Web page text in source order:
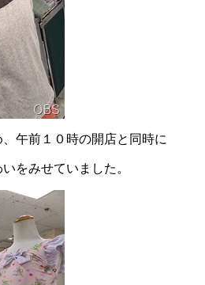
午前１０時の開店と同時に
をみせていました。